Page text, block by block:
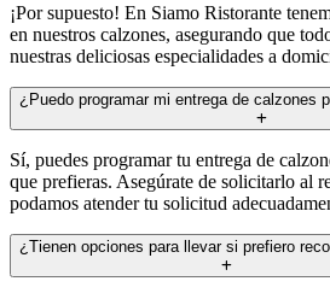
¡Por supuesto! En Siamo Ristorante
en nuestros calzones, asegurando que
nuestras deliciosas especialidades a
¿Puedo programar mi entrega de calzones
Sí, puedes programar tu entrega de
que prefieras. Asegúrate de solicitarlo al
podamos atender tu solicitud
¿Tienen opciones para llevar si prefiero